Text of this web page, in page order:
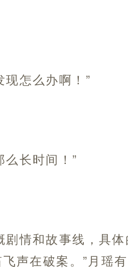
怎么办啊！”
长时间！”
情和故事线，具体
声在破案。”月瑶有